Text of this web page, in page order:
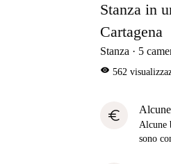
Stanza in
Cartagena
Stanza 5
visibility 562
euro
Alcune
sono